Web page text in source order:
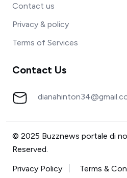
Contact us
Privacy & policy
Terms of Services
Contact Us
© 2025 Buzznews portale di
Reserved.
Privacy Policy
Terms &